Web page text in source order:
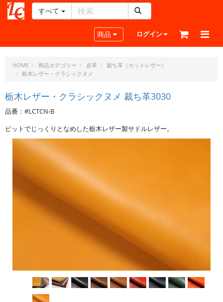
ー
ラ
フ
ド
ッ
ト・
ジ
ェ
すべて
Toggle navigation
商品 ログイン
HOME 商品カテゴリー 皮革
裁ち革（カットレザー）
栃木レザー・クラシックヌメ
栃木レザー・クラシックヌメ 裁ち革3030
品番：#LCTCN-B
ピットでじっくりとなめした栃木レザー製サドルレザー。